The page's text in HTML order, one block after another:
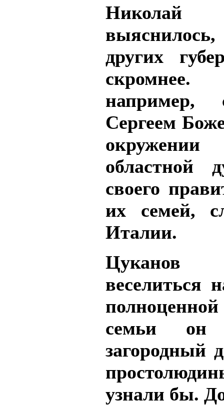
Николай
других
например,
Сергеем
областной
своего
их семей,
Италии.
Цуканов
веселиться
семьи он
загородный
узнали бы.